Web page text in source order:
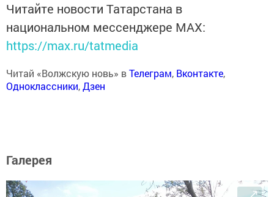
Читайте новости Татарстана в
национальном мессенджере MАХ:
https://max.ru/tatmedia
Читай «Волжскую новь» вТелеграм, Вконтакте,
Одноклассники,Дзен
Галерея